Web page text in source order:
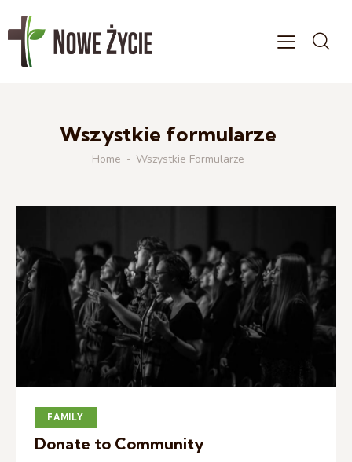
Wszystkie formularze
Home Wszystkie Formularze
FAMILY
Donate to Community